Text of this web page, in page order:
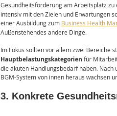
Gesundheitsförderung am Arbeitsplatz
intensiv mit den Zielen und Erwartungen
einer Ausbildung zum Business Health
Außenstehendes andere Dinge.
Im Fokus sollten vor allem zwei Bereiche
Hauptbelastungskategorien für
die akuten Handlungsbedarf haben. Nach
BGM-System von innen heraus wachsen
3. Konkrete